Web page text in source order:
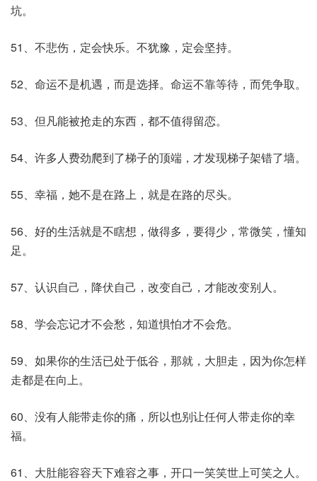
坑。
51、不悲伤，定会快乐。不犹豫，定会坚持。
52、命运不是机遇，而是选择。命运不靠等待，而凭争取。
53、但凡能被抢走的东西，都不值得留恋。
54、许多人费劲爬到了梯子的顶端，才发现梯子架错了墙。
55、幸福，她不是在路上，就是在路的尽头。
56、好的生活就是不瞎想，做得多，要得少，常微笑，懂知
足。
57、认识自己，降伏自己，改变自己，才能改变别人。
58、学会忘记才不会愁，知道惧怕才不会危。
59、如果你的生活已处于低谷，那就，大胆走，因为你怎样
走都是在向上。
60、没有人能带走你的痛，所以也别让任何人带走你的幸
福。
61、大肚能容容天下难容之事，开口一笑笑世上可笑之人。